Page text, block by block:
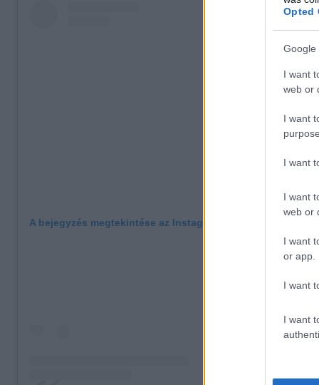
Opted
Google
I want
web or
I want
I want
I want
web or
I want
or app.
I want
I want
A bejegyzés megtekintése az Instagramon